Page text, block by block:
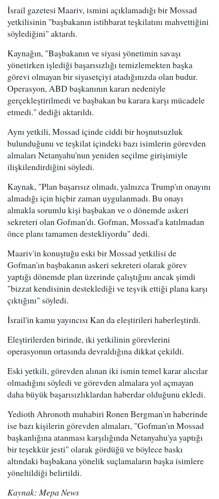
İsrail gazetesi Maariv, ismini açıklamadığı bir Mossad
yetkilisinin "başbakanın istihbarat teşkilatını mahvettiğini
söylediğini" aktardı.
Kaynağın, "Başbakanın ve siyasi yönetimin savaşı
yönetirken işlediği başarısızlığı temizlemekten başka
görevi olmayan bir siyasetçiyi atadığınızda olan budur.
Operasyon, ABD başkanının kararı nedeniyle
gerçekleştirilmedi ve başbakan bu karara karşı mücadele
etmedi." dediği aktarıldı.
Aynı yetkili, Mossad içinde ciddi bir hoşnutsuzluk
bulunduğunu ve teşkilat içindeki bazı isimlerin görevden
almaları Netanyahu'nun yeniden seçilme girişimiyle
ilişkilendirdiğini söyledi.
Kaynak, "Plan başarısız olmadı, yalnızca Trump'ın onayını
almadığı için hiçbir zaman uygulanmadı. Bu onayı
almakla sorumlu kişi başbakan ve o dönemde askeri
sekreteri olan Gofman'dı. Gofman, Mossad'a katılmadan
önce planı tamamen destekliyordu" dedi.
Maariv'in konuştuğu eski bir Mossad yetkilisi de
Gofman'ın başbakanın askeri sekreteri olarak görev
yaptığı dönemde plan üzerinde çalıştığını ancak şimdi
"bizzat kendisinin desteklediği ve teşvik ettiği plana karşı
çıktığını" söyledi.
İsrail'in kamu yayıncısı Kan da eleştirileri haberleştirdi.
Eleştirilerden birinde, iki yetkilinin görevlerini
operasyonun ortasında devraldığına dikkat çekildi.
Eski yetkili, görevden alınan iki ismin temel karar alıcılar
olmadığını söyledi ve görevden almalara yol açmayan
daha büyük başarısızlıklardan haberdar olduğunu ekledi.
Yedioth Ahronoth muhabiri Ronen Bergman'ın haberinde
ise bazı kişilerin görevden almaları, "Gofman'ın Mossad
başkanlığına atanması karşılığında Netanyahu'ya yaptığı
bir teşekkür jesti" olarak gördüğü ve böylece baskı
altındaki başbakana yönelik suçlamaların başka isimlere
yöneltildiği belirtildi.
Kaynak: Mepa News